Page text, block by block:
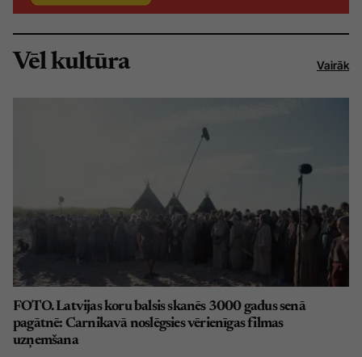
Vēl kultūra Vairāk
FOTO. Latvijas koru balsis skanēs 3000 gadus senā
pagātnē: Carnikavā noslēgsies vērienīgas filmas
uzņemšana